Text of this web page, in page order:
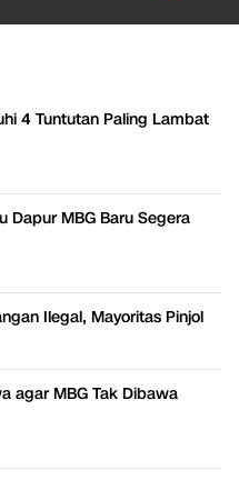
4 Tuntutan Paling Lambat
Dapur MBG Baru Segera
Ilegal, Mayoritas Pinjol
agar MBG Tak Dibawa